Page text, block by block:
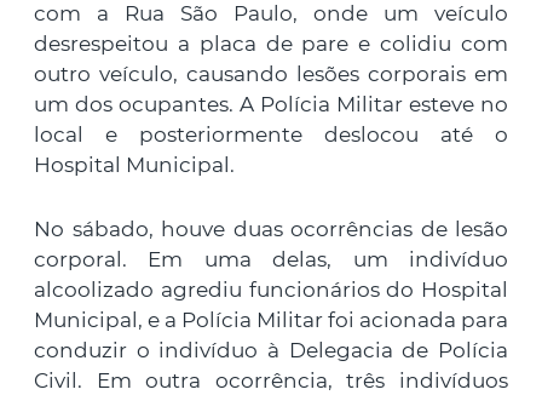
com a Rua São Paulo, onde um veículo
desrespeitou a placa de pare e colidiu com
outro veículo, causando lesões corporais em
um dos ocupantes. A Polícia Militar esteve no
local e posteriormente deslocou até o
Hospital Municipal.
No sábado, houve duas ocorrências de lesão
corporal. Em uma delas, um indivíduo
alcoolizado agrediu funcionários do Hospital
Municipal, e a Polícia Militar foi acionada para
conduzir o indivíduo à Delegacia de Polícia
Civil. Em outra ocorrência, três indivíduos